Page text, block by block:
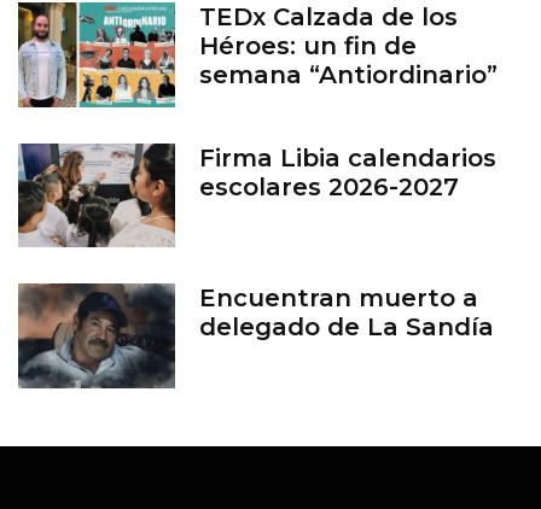
TEDx Calzada de los
Héroes: un fin de
semana “Antiordinario”
Firma Libia calendarios
escolares 2026-2027
Encuentran muerto a
delegado de La Sandía